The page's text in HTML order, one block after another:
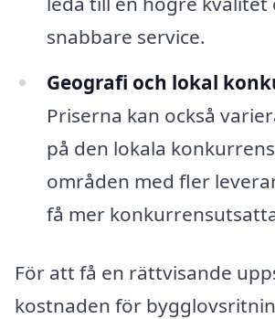
snabbare service.
Geografi och lokal
Priserna kan också
på den lokala
områden med fler
få mer
För att få en rättvisande
kostnaden för